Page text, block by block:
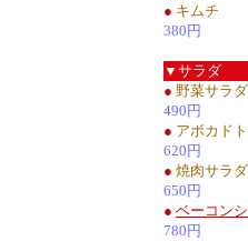
● キムチ
380円
▼サラダ
● 野菜サラダ
490円
● アボカド
620円
● 焼肉サラダ
650円
● ベーコン
780円